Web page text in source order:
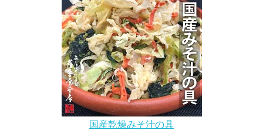
国産乾燥みそ汁の具